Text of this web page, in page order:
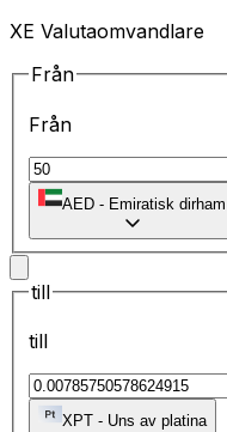
XE Valutaomvandlare
Från
Från
AED - Emiratisk dirham
till
till
XPT - Uns av platina